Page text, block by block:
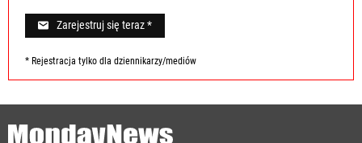
Zarejestruj się teraz *
* Rejestracja tylko dla dziennikarzy/mediów